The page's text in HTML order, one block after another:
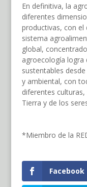
En definitiva, la
diferentes
productivas, con
sistema
global,
agroecología logra
sustentables
y ambiental, con
diferentes
Tierra y de los
*Miembro de la
Facebook